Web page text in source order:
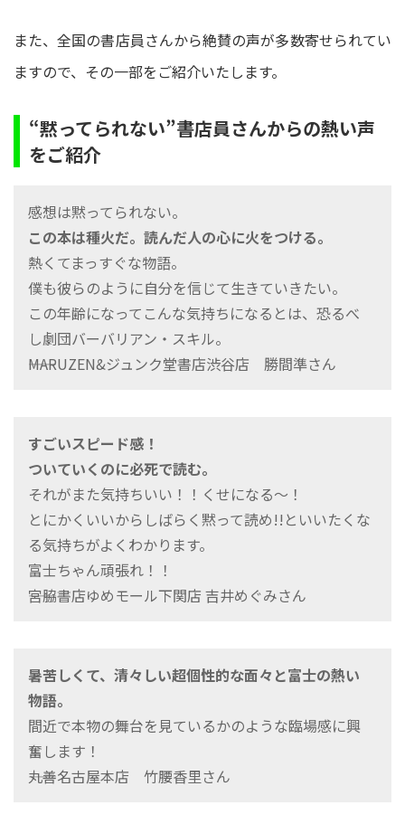
また、全国の書店員さんから絶賛の声が多数寄せられてい
ますので、その一部をご紹介いたします。
“黙ってられない”書店員さんからの熱い声
をご紹介
感想は黙ってられない。
この本は種火だ。読んだ人の心に火をつける。
熱くてまっすぐな物語。
僕も彼らのように自分を信じて生きていきたい。
この年齢になってこんな気持ちになるとは、恐るべ
し劇団バーバリアン・スキル。
――MARUZEN&ジュンク堂書店渋谷店 勝間準さん
すごいスピード感！
ついていくのに必死で読む。
それがまた気持ちいい！！くせになる～！
とにかくいいからしばらく黙って読め!!といいたくな
る気持ちがよくわかります。
富士ちゃん頑張れ！！
――宮脇書店ゆめモール下関店 吉井めぐみさん
暑苦しくて、清々しい超個性的な面々と富士の熱い
物語。
間近で本物の舞台を見ているかのような臨場感に興
奮します！
――丸善名古屋本店 竹腰香里さん